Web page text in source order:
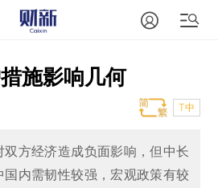
施影响几何
T中
方经济造成负面影响，但中长
内需韧性较强，宏观政策有较